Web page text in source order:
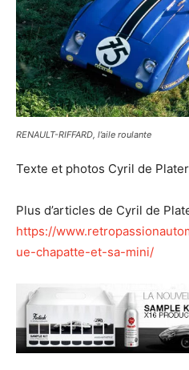
RENAULT-RIFFARD, l’aile roulante
Texte et photos Cyril de Plater
Plus d’articles de Cyril de
https://
ue-chapatte-et-sa-mini/